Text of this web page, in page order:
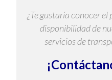
¿Te gustaría conocer el
disponibilidad de
servicios de